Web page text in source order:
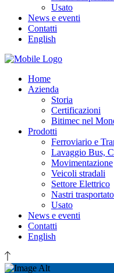
Usato
News e eventi
Contatti
English
Home
Azienda
Storia
Certificazioni
Bitimec nel
Prodotti
Ferroviario e
Lavaggio Bus,
Movimentazione
Veicoli stradali
Settore Elettrico
Nastri
Usato
News e eventi
Contatti
English